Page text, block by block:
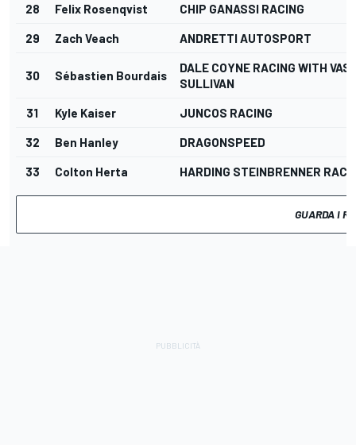
28 Felix Rosenqvist CHIP GANASSI RACING
29 Zach Veach ANDRETTI AUTOSPORT
30 Sébastien Bourdais
DALE COYNE RACING WITH
SULLIVAN
31 Kyle Kaiser JUNCOS RACING
32 Ben Hanley DRAGONSPEED
33 Colton Herta HARDING STEINBRENNER
GUARDA I